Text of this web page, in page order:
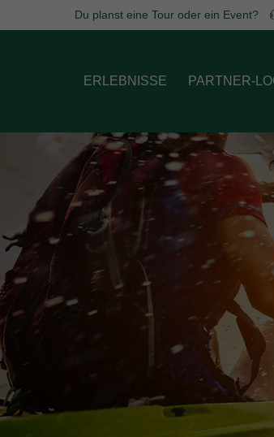
Benutzername
Passwort
Register Lost your password?
Du planst eine Tour oder ein Event?
ERLEBNISSE PARTNER-